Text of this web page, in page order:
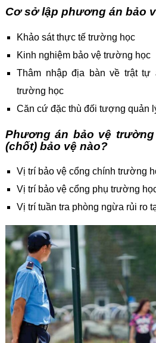
Cơ sở lập phương án bảo
Khảo sát thực tế trường học
Kinh nghiệm bảo vệ trường học
Thâm nhập địa bàn về trật
trường học
Căn cứ đặc thù đối tượng quản
Phương án bảo vệ
(chốt) bảo vệ nào?
Vị trí bảo vệ cổng chính trường
Vị trí bảo vệ cổng phụ trường
Vị trí tuần tra phòng ngừa rủi ro